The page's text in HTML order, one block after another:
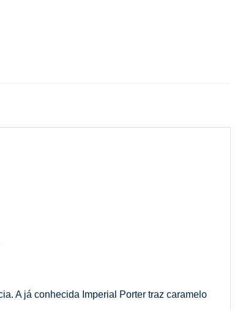
A já conhecida Imperial Porter traz caramelo